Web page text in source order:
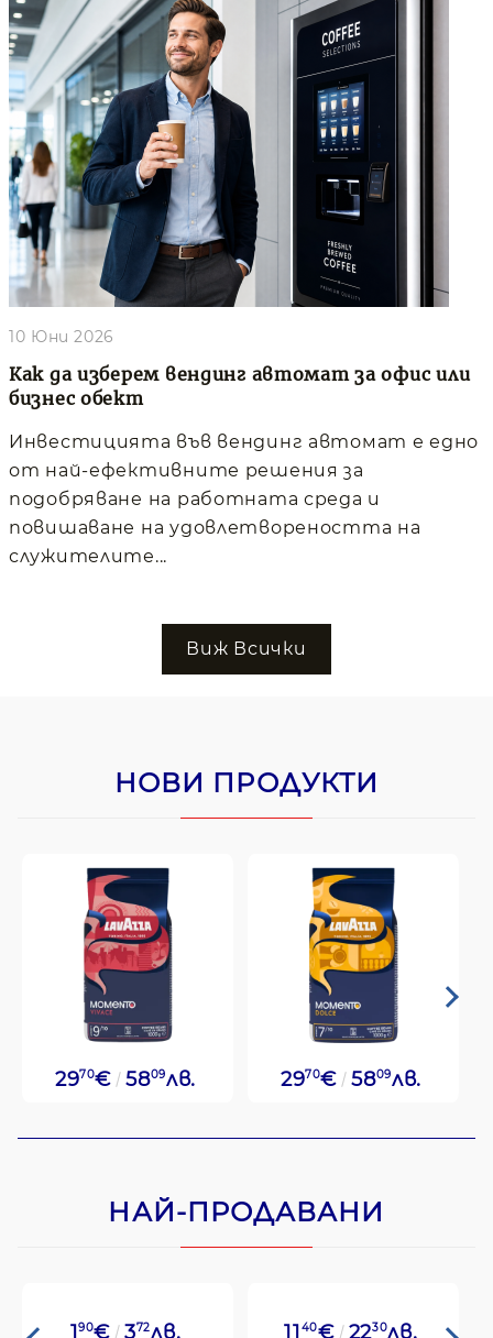
Как да изберем вендинг автомат за офис или
бизнес обект
10 Юни 2026
Инвестицията във вендинг автомат е едно
от най-ефективните решения за
подобряване на работната среда и
повишаване на удовлетвореността на
служителите...
Виж Всички
НОВИ ПРОДУКТИ
2970€ 5809лв. 2970€ 5809лв.
НАЙ-ПРОДАВАНИ
190€ 372лв. 11 40€ 2230лв.